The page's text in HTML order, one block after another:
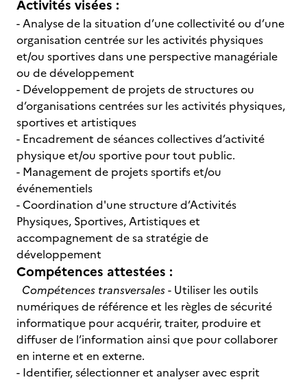
Activités visées :
- Analyse de la situation d’une collectivité ou d’une
organisation centrée sur les activités physiques
et/ou sportives dans une perspective managériale
ou de développement
- Développement de projets de structures ou
d’organisations centrées sur les activités physiques,
sportives et artistiques
- Encadrement de séances collectives d’activité
physique et/ou sportive pour tout public.
- Management de projets sportifs et/ou
événementiels
- Coordination d'une structure d’Activités
Physiques, Sportives, Artistiques et
accompagnement de sa stratégie de
développement
Compétences attestées :
Compétences transversales- Utiliser les outils
numériques de référence et les règles de sécurité
informatique pour acquérir, traiter, produire et
diffuser de l’information ainsi que pour collaborer
en interne et en externe.
- Identifier, sélectionner et analyser avec esprit